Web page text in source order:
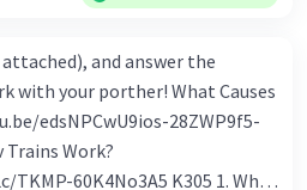
kurva jumlah uang beredar
kiri bawah ke kanan atas d.
bentuk kurva jumlah uang
naik dari kiri bawah ke kanan
di mana bentuk kurva jumlah
and answer the
porther! What Causes
60K4No3A5 K305 1. What